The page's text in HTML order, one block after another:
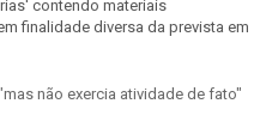
contendo materiais
finalidade diversa da prevista em
não exercia atividade de fato"